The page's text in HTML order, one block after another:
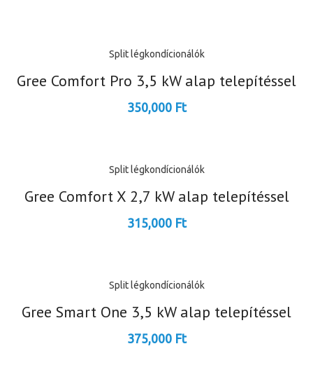
Split légkondícionálók
Gree Comfort Pro 3,5 kW alap telepítéssel
350,000 Ft
Split légkondícionálók
Gree Comfort X 2,7 kW alap telepítéssel
315,000 Ft
Split légkondícionálók
Gree Smart One 3,5 kW alap telepítéssel
375,000 Ft